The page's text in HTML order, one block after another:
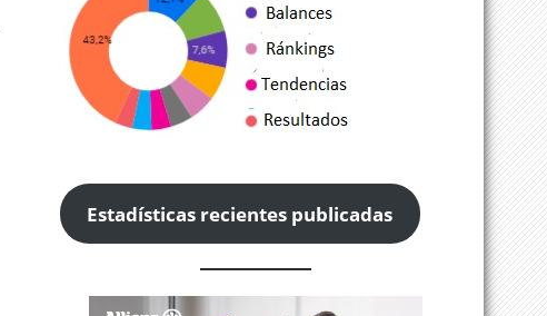
Estadísticas recientes publicadas